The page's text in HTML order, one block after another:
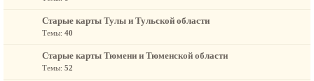
Старые карты Тулы и Тульской области
Темы: 40
Старые карты Тюмени и Тюменской области
Темы: 52